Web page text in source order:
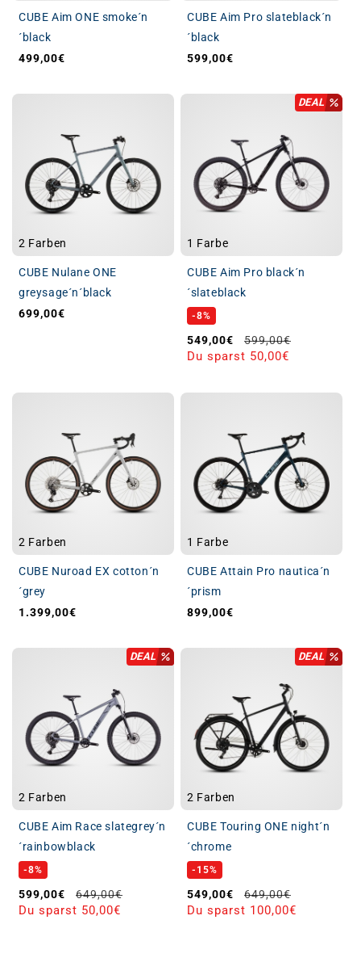
CUBE Aim ONE smoke´n
´black
Normaler Preis
499,00€
CUBE Aim Pro slateblack´n
´black
Normaler Preis
599,00€
2 Farben
CUBE Nulane ONE
greysage´n´black
Normaler Preis
699,00€
DEAL
1 Farbe
CUBE Aim Pro black´n
´slateblack
-8%
Verkaufspreis
549,00€ Normaler Preis
599,00€
Du sparst 50,00€
2 Farben
CUBE Nuroad EX cotton´n
´grey
Normaler Preis
1.399,00€
1 Farbe
CUBE Attain Pro nautica´n
´prism
Normaler Preis
899,00€
DEAL
2 Farben
CUBE Aim Race slategrey´n
´rainbowblack
-8%
Verkaufspreis
599,00€ Normaler Preis
649,00€
Du sparst 50,00€
DEAL
2 Farben
CUBE Touring ONE night´n
´chrome
-15%
Verkaufspreis
549,00€ Normaler Preis
649,00€
Du sparst 100,00€